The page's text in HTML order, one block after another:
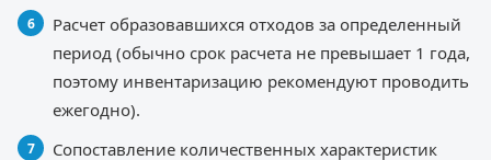
Расчет образовавшихся отходов за определенный
период (обычно срок расчета не превышает 1 года,
поэтому инвентаризацию рекомендуют проводить
ежегодно).
Сопоставление количественных характеристик